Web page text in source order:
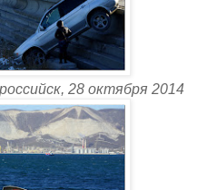
28 октября 2014